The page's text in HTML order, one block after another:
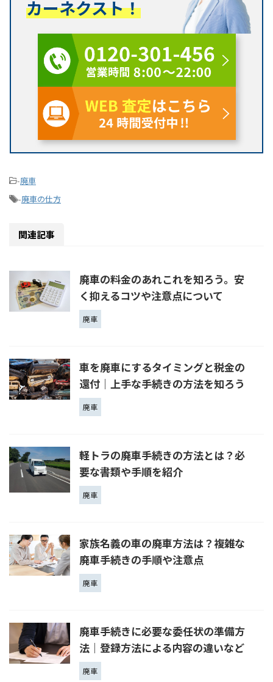
カーネクスト！
-廃車
-廃車の仕方
関連記事
廃車の料金のあれこれを知ろう。安
く抑えるコツや注意点について
廃車
車を廃車にするタイミングと税金の
還付｜上手な手続きの方法を知ろう
廃車
軽トラの廃車手続きの方法とは？必
要な書類や手順を紹介
廃車
家族名義の車の廃車方法は？複雑な
廃車手続きの手順や注意点
廃車
廃車手続きに必要な委任状の準備方
法｜登録方法による内容の違いなど
廃車